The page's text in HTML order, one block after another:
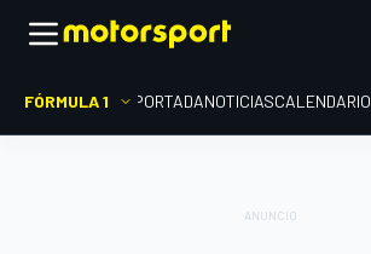
FÓRMULA 1 PORTADANOTICIASCALENDARIO